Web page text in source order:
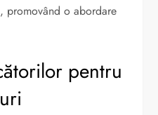
promovând o abordare
pentru